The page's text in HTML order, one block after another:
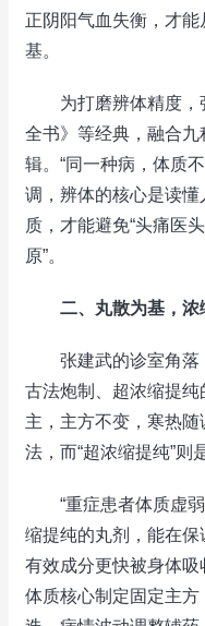
正阴阳气血失衡，才
基。
为打磨辨体精度，
全书》等经典，融合
辑。“同一种病，体质
调，辨体的核心是读懂
质，才能避免“头痛医
原”。
二、丸散为基，
张建武的诊室角落
古法炮制、超浓缩提纯
主，主方不变，寒热
法，而“超浓缩提纯”则
“重症患者体质虚弱
缩提纯的丸剂，能在
有效成分更快被身体吸
体质核心制定固定主